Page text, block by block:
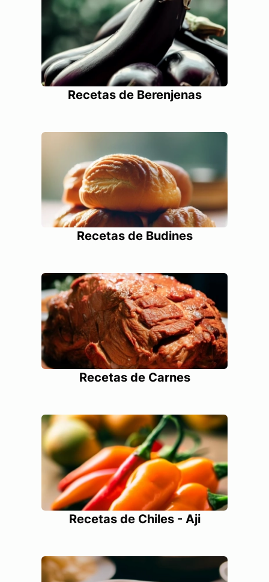
Recetas de Berenjenas
Recetas de Budines
Recetas de Carnes
Recetas de Chiles - Aji